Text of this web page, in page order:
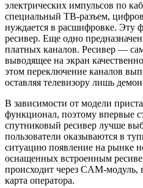
электрических импульсов по
специальный ТВ-разъем,
нуждается в расшифровке. Эту
ресивер. Еще одно
платных каналов. Ресивер —
выводящее на экран
этом переключение каналов
оставляя телевизору лишь
В зависимости от модели
функционал, поэтому впервые
спутниковый ресивер лучше
пользователи оказываются в
ситуацию появление на рынке
оснащенных встроенным
происходит через CAM-модуль,
карта оператора.